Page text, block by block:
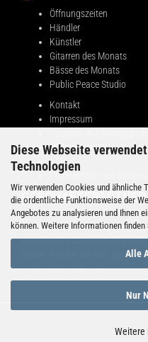
Diese Webseite
Technologien
Wir verwenden Cookies und ähnliche
die ordentliche Funktionsweise der
Angebotes zu analysieren und Ihnen
können. Weitere Informationen finden
Alle
Nur
Weitere
Öffnungszeiten
Händler
Künstler
Gitarren des Monats
Bässe des Monats
Public Peace Studio
Kontakt
Impressum
Widerrufsrecht
AGB
Privatsphäre und
Public Peace sucht Partner in
interessiert sind, unsere
haben, melden Sie sich gerne
info@public-peace.de